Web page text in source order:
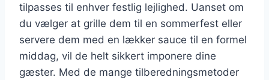
tilpasses til enhver festlig lejlighed. Uanset om
du vælger at grille dem til en sommerfest eller
servere dem med en lækker sauce til en formel
middag, vil de helt sikkert imponere dine
gæster. Med de mange tilberedningsmetoder